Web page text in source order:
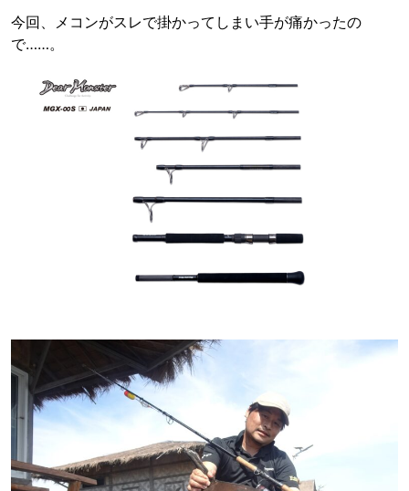
今回、メコンがスレで掛かってしまい手が痛かったの
で……。